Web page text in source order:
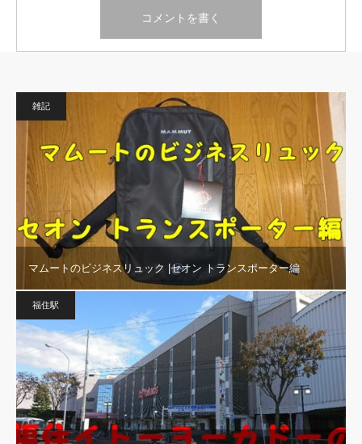
雑記
マムートのビジネスリュック |セオン トランスポーター編
福住駅